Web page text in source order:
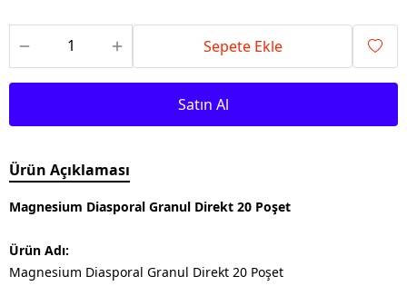
Sepete Ekle
Satın Al
Ürün Açıklaması
Magnesium Diasporal Granul Direkt 20 Poşet
Ürün Adı:
Magnesium Diasporal Granul Direkt 20 Poşet